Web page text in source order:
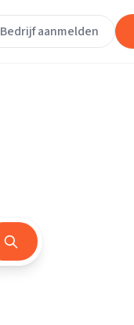
Bedrijf aanmelden